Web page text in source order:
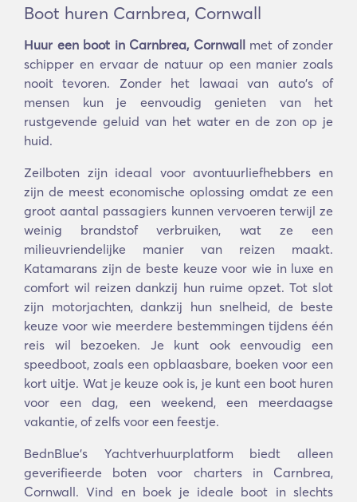
Boot huren Carnbrea, Cornwall
Huur een boot in Carnbrea, Cornwall met of zonder
schipper en ervaar de natuur op een manier zoals
nooit tevoren. Zonder het lawaai van auto's of
mensen kun je eenvoudig genieten van het
rustgevende geluid van het water en de zon op je
huid.
Zeilboten zijn ideaal voor avontuurliefhebbers en
zijn de meest economische oplossing omdat ze een
groot aantal passagiers kunnen vervoeren terwijl ze
weinig brandstof verbruiken, wat ze een
milieuvriendelijke manier van reizen maakt.
Katamarans zijn de beste keuze voor wie in luxe en
comfort wil reizen dankzij hun ruime opzet. Tot slot
zijn motorjachten, dankzij hun snelheid, de beste
keuze voor wie meerdere bestemmingen tijdens één
reis wil bezoeken. Je kunt ook eenvoudig een
speedboot, zoals een opblaasbare, boeken voor een
kort uitje. Wat je keuze ook is, je kunt een boot huren
voor een dag, een weekend, een meerdaagse
vakantie, of zelfs voor een feestje.
BednBlue's Yachtverhuurplatform biedt alleen
geverifieerde boten voor charters in Carnbrea,
Cornwall. Vind en boek je ideale boot in slechts